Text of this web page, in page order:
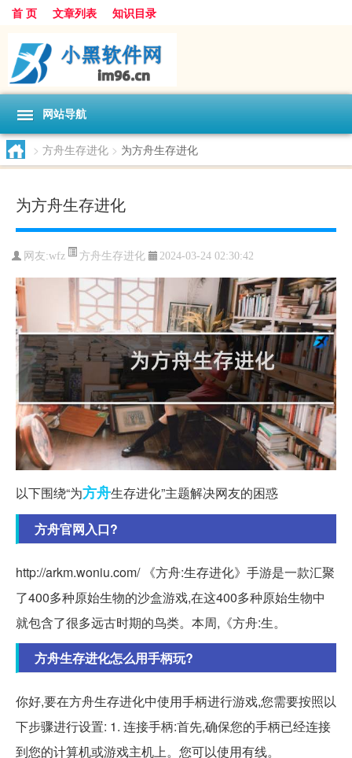
首 页 文章列表 知识目录
网站导航
> 方舟生存进化 > 为方舟生存进化
为方舟生存进化
网友:wfz 方舟生存进化 2024-03-24 02:30:42
以下围绕“为方舟生存进化”主题解决网友的困惑
方舟官网入口?
http://arkm.woniu.com/ 《方舟:生存进化》手游是一款汇聚
了400多种原始生物的沙盒游戏,在这400多种原始生物中
就包含了很多远古时期的鸟类。本周,《方舟:生。
方舟生存进化怎么用手柄玩?
你好,要在方舟生存进化中使用手柄进行游戏,您需要按照以
下步骤进行设置: 1. 连接手柄:首先,确保您的手柄已经连接
到您的计算机或游戏主机上。您可以使用有线。